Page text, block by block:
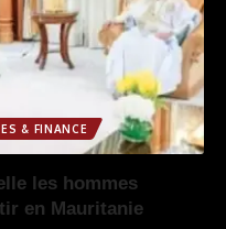
& FINANCE
les hommes
en Mauritanie